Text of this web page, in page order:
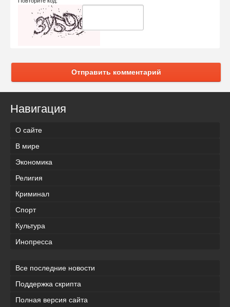
Отправить комментарий
Навигация
О сайте
В мире
Экономика
Религия
Криминал
Спорт
Культура
Инопресса
Все последние новости
Поддержка скрипта
Полная версия сайта